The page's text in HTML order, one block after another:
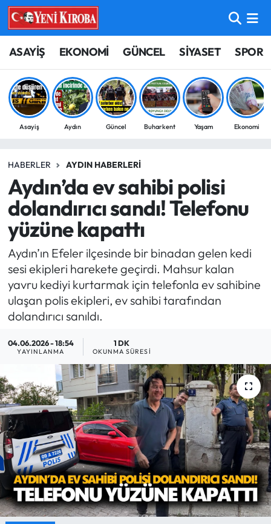
ASAYİŞ EKONOMİ GÜNCEL SİYASET SPOR
Asayiş Aydın Güncel Buharkent Yaşam Ekonomi
HABERLER AYDIN HABERLERI
Aydın’da ev sahibi polisi
dolandırıcı sandı! Telefonu
yüzüne kapattı
Aydın’ın Efeler ilçesinde bir binadan gelen kedi
sesi ekipleri harekete geçirdi. Mahsur kalan
yavru kediyi kurtarmak için telefonla ev sahibine
ulaşan polis ekipleri, ev sahibi tarafından
dolandırıcı sanıldı.
04.06.2026 - 18:54
YAYINLANMA
1 DK
OKUNMA SÜRESI
ASAYİŞ
BİLİM-TEKNOLOJİ
ÇEVRE
EĞİTİM
EKONOMİ
GÜNCEL
GÜNDEM
MAGAZİN
SAĞLIK
SİYASET
SPOR
TARIM
TURİZM
YAŞAM
RESMİ İLANLAR
Aydın Nöbetçi Eczaneler
Aydın Hava Durumu
Aydin Namaz Vakitleri
Süper Lig Puan Durumu ve Fikstür
Tüm Manşetler
Son Dakika Haberleri
Haber Arşivi